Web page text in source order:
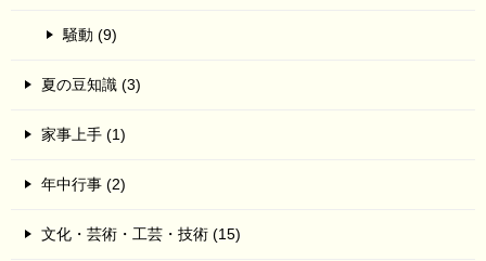
騒動 (9)
夏の豆知識 (3)
家事上手 (1)
年中行事 (2)
文化・芸術・工芸・技術 (15)